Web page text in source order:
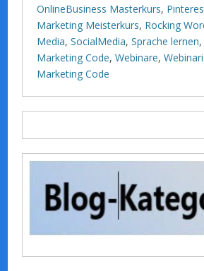
OnlineBusiness Masterkurs,
Marketing Meisterkurs, Rocking
Media,SocialMedia,Sprache lernen
Marketing Code,Webinare,
Marketing Code